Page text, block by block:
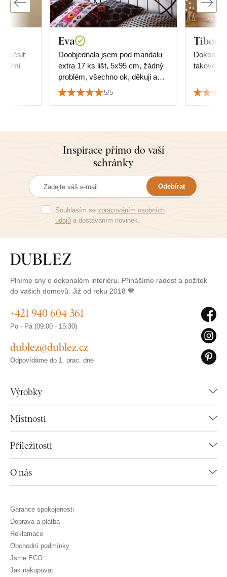
Eva
Doobjednala jsem pod mandalu
extra 17 ks lišt, 5x95 cm, žádný
problém, všechno ok, děkuji a
srdečně doporučuji.
5/5
Tibor
takové,
Inspirace přímo do vaší
schránky
Odebírat
Souhlasím se zpracováním osobních
údajůa dostáváním novinek.
Plníme sny o dokonalém interiéru. Přinášíme radost a požitek
do vašich domovů. Již od roku 2018 🧡
Výrobky
Místnosti
Příležitosti
O nás
+421 940 604 361
Po - Pá (09:00 - 15:30)
dublez@dublez.cz
Odpovídáme do 1. prac. dne
Garance spokojenosti
Doprava a platba
Reklamace
Obchodní podmínky
Jsme ECO
Jak nakupovat